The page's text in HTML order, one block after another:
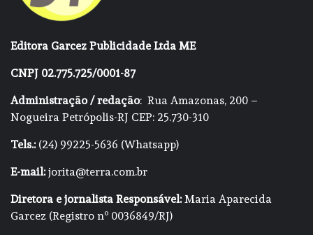
Editora Garcez Publicidade Ltda ME
CNPJ 02.775.725/0001-87
Administração / redação: Rua Amazonas, 200 –
Nogueira Petrópolis-RJ CEP: 25.730-310
Tels.:(24) 99225-5636 (Whatsapp)
E-mail:jorita@terra.com.br
Diretora e jornalista Responsável:Maria Aparecida
Garcez (Registro nº 0036849/RJ)